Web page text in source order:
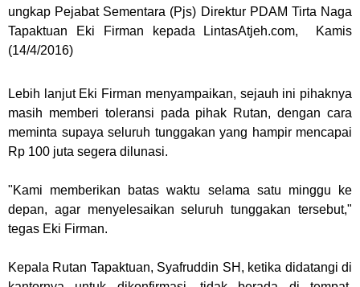
ungkap Pejabat Sementara (Pjs) Direktur PDAM Tirta Naga
Tapaktuan Eki Firman kepada LintasAtjeh.com, Kamis
(14/4/2016)
Lebih lanjut Eki Firman menyampaikan, sejauh ini pihaknya
masih memberi toleransi pada pihak Rutan, dengan cara
meminta supaya seluruh tunggakan yang hampir mencapai
Rp 100 juta segera dilunasi.
"Kami memberikan batas waktu selama satu minggu ke
depan, agar menyelesaikan seluruh tunggakan tersebut,"
tegas Eki Firman.
Kepala Rutan Tapaktuan, Syafruddin SH, ketika didatangi di